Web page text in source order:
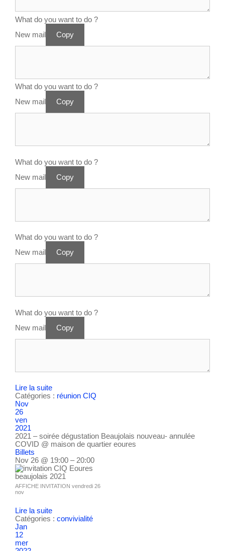
What do you want to do ?
New mail
Copy
What do you want to do ?
New mail
Copy
What do you want to do ?
New mail
Copy
What do you want to do ?
New mail
Copy
What do you want to do ?
New mail
Copy
Lire la suite
Catégories : réunion CIQ
Nov
26
ven
2021
2021 – soirée dégustation Beaujolais nouveau- annulée
COVID @ maison de quartier eoures
Billets
Nov 26 @ 19:00 – 20:00
AFFICHE INVITATION vendredi 26
nov
Lire la suite
Catégories : convivialité
Jan
12
mer